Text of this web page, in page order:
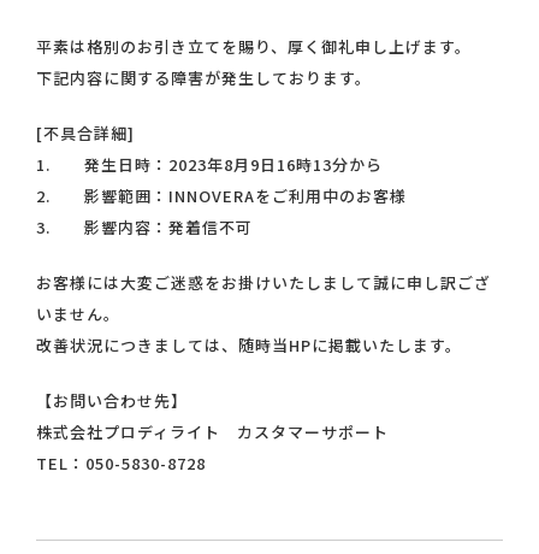
平素は格別のお引き立てを賜り、厚く御礼申し上げます。
下記内容に関する障害が発生しております。
[不具合詳細]
1. 発生日時：2023年8月9日16時13分から
2. 影響範囲：INNOVERAをご利用中のお客様
3. 影響内容：発着信不可
お客様には大変ご迷惑をお掛けいたしまして誠に申し訳ござ
いません。
改善状況につきましては、随時当HPに掲載いたします。
【お問い合わせ先】
株式会社プロディライト カスタマーサポート
TEL：050-5830-8728